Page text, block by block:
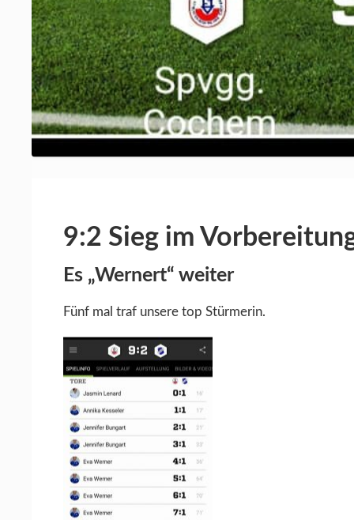
9:2 Sieg im
Es „Wernert“ weiter
Fünf mal traf unsere top Stürmerin.